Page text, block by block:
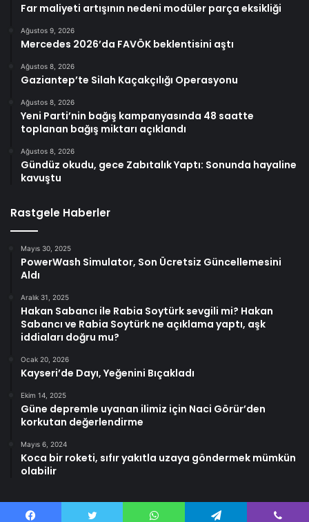
Far maliyeti artışının nedeni modüler parça eksikliği
Ağustos 9, 2026
Mercedes 2026’da FAVÖK beklentisini aştı
Ağustos 8, 2026
Gaziantep’te Silah Kaçakçılığı Operasyonu
Ağustos 8, 2026
Yeni Parti’nin bağış kampanyasında 48 saatte
toplanan bağış miktarı açıklandı
Ağustos 8, 2026
Gündüz okudu, gece Zabıtalık Yaptı: Sonunda hayaline
kavuştu
Rastgele Haberler
Mayıs 30, 2025
PowerWash Simulator, Son Ücretsiz Güncellemesini
Aldı
Aralık 31, 2025
Hakan Sabancı ile Rabia Soytürk sevgili mi? Hakan
Sabancı ve Rabia Soytürk ne açıklama yaptı, aşk
iddiaları doğru mu?
Ocak 20, 2026
Kayseri’de Dayı, Yeğenini Bıçakladı
Ekim 14, 2025
Güne depremle uyanan ilimiz için Naci Görür’den
korkutan değerlendirme
Mayıs 6, 2024
Koca bir roketi, sıfır yakıtla uzaya göndermek mümkün
olabilir